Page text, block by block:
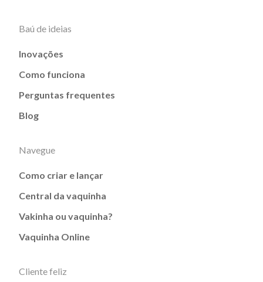
Baú de ideias
Inovações
Como funciona
Perguntas frequentes
Blog
Navegue
Como criar e lançar
Central da vaquinha
Vakinha ou vaquinha?
Vaquinha Online
Cliente feliz